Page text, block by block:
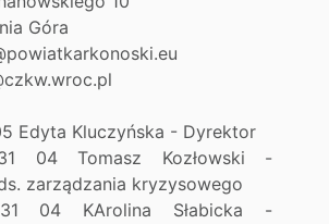
Góra
Edyta Kluczyńska - Dyrektor
04 Tomasz Kozłowski -
zarządzania kryzysowego
04 KArolina Słabicka -